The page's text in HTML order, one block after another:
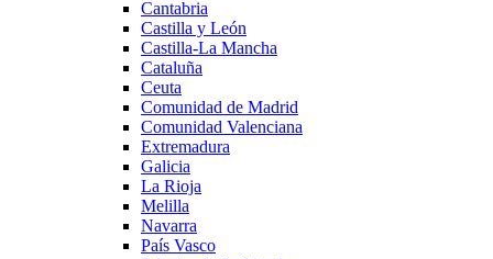
Cantabria
Castilla y León
Castilla-La Mancha
Cataluña
Ceuta
Comunidad de Madrid
Comunidad Valenciana
Extremadura
Galicia
La Rioja
Melilla
Navarra
País Vasco